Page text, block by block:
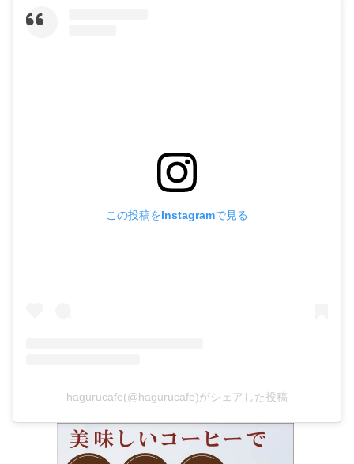
この投稿をInstagramで見る
hagurucafe(@hagurucafe)がシェアした投稿